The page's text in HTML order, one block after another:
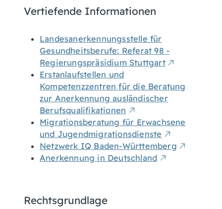
Vertiefende Informationen
Landesanerkennungsstelle für
Gesundheitsberufe: Referat 98 -
Regierungspräsidium Stuttgart
Erstanlaufstellen und
Kompetenzzentren für die Beratung
zur Anerkennung ausländischer
Berufsqualifikationen
Migrationsberatung für Erwachsene
und Jugendmigrationsdienste
Netzwerk IQ Baden-Württemberg
Anerkennung in Deutschland
Rechtsgrundlage